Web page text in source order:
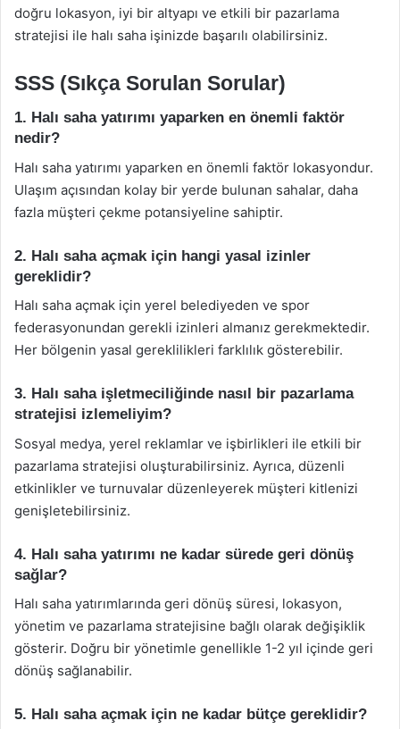
doğru lokasyon, iyi bir altyapı ve etkili bir pazarlama
stratejisi ile halı saha işinizde başarılı olabilirsiniz.
SSS (Sıkça Sorulan Sorular)
1. Halı saha yatırımı yaparken en önemli faktör
nedir?
Halı saha yatırımı yaparken en önemli faktör lokasyondur.
Ulaşım açısından kolay bir yerde bulunan sahalar, daha
fazla müşteri çekme potansiyeline sahiptir.
2. Halı saha açmak için hangi yasal izinler
gereklidir?
Halı saha açmak için yerel belediyeden ve spor
federasyonundan gerekli izinleri almanız gerekmektedir.
Her bölgenin yasal gereklilikleri farklılık gösterebilir.
3. Halı saha işletmeciliğinde nasıl bir pazarlama
stratejisi izlemeliyim?
Sosyal medya, yerel reklamlar ve işbirlikleri ile etkili bir
pazarlama stratejisi oluşturabilirsiniz. Ayrıca, düzenli
etkinlikler ve turnuvalar düzenleyerek müşteri kitlenizi
genişletebilirsiniz.
4. Halı saha yatırımı ne kadar sürede geri dönüş
sağlar?
Halı saha yatırımlarında geri dönüş süresi, lokasyon,
yönetim ve pazarlama stratejisine bağlı olarak değişiklik
gösterir. Doğru bir yönetimle genellikle 1-2 yıl içinde geri
dönüş sağlanabilir.
5. Halı saha açmak için ne kadar bütçe gereklidir?